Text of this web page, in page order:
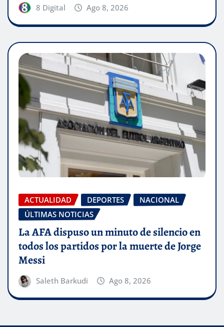
8 Digital Ago 8, 2026
ACTUALIDAD DEPORTES
NACIONAL
ÚLTIMAS NOTICIAS
La AFA dispuso un minuto de silencio en
todos los partidos por la muerte de Jorge
Messi
Saleth Barkudi Ago 8, 2026